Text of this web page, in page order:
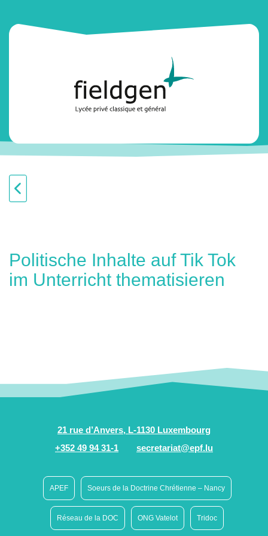
Politische Inhalte auf Tik Tok
im Unterricht thematisieren
21 rue d’Anvers, L-1130 Luxembourg
+352 49 94 31-1
secretariat@epf.lu
APEF Soeurs de la Doctrine Chrétienne – Nancy
Réseau de la DOC ONG Vatelot Tridoc